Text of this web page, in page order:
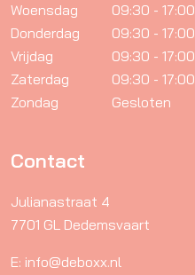
Woensdag
09:30 - 17:00
Donderdag
09:30 - 17:00
Vrijdag
09:30 - 17:00
Zaterdag
09:30 - 17:00
Zondag
Gesloten
Contact
Julianastraat 4
7701 GL Dedemsvaart
E: info@deboxx.nl